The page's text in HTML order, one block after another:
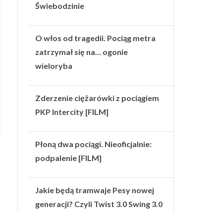
Świebodzinie
O włos od tragedii. Pociąg metra
zatrzymał się na… ogonie
wieloryba
Zderzenie ciężarówki z pociągiem
PKP Intercity [FILM]
Płoną dwa pociągi. Nieoficjalnie:
podpalenie [FILM]
Jakie będą tramwaje Pesy nowej
generacji? Czyli Twist 3.0 Swing 3.0